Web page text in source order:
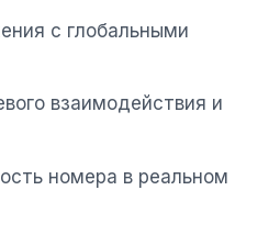
с глобальными
взаимодействия и
номера в реальном